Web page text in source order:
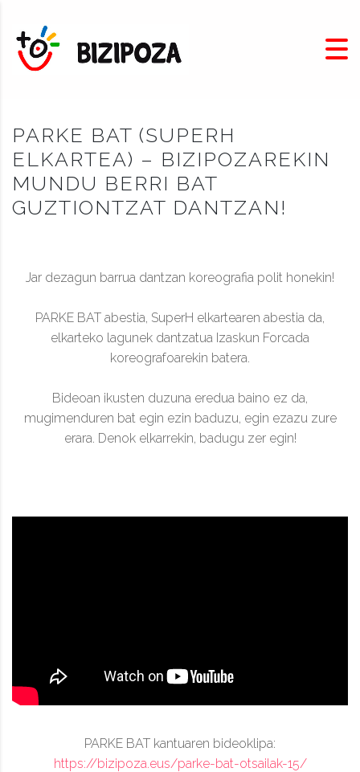
PARKE BAT (SUPERH
ELKARTEA) – BIZIPOZAREKIN
MUNDU BERRI BAT
GUZTIONTZAT DANTZAN!
Jar dezagun barrua dantzan koreografia polit honekin!
PARKE BAT abestia, SuperH elkartearen abestia da,
elkarteko lagunek dantzatua Izaskun Forcada
koreografoarekin batera.
Bideoan ikusten duzuna eredua baino ez da,
mugimenduren bat egin ezin baduzu, egin ezazu zure
erara. Denok elkarrekin, badugu zer egin!
PARKE BAT kantuaren bideoklipa:
https://bizipoza.eus/parke-bat-otsailak-15/